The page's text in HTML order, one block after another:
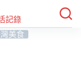
記錄
美食